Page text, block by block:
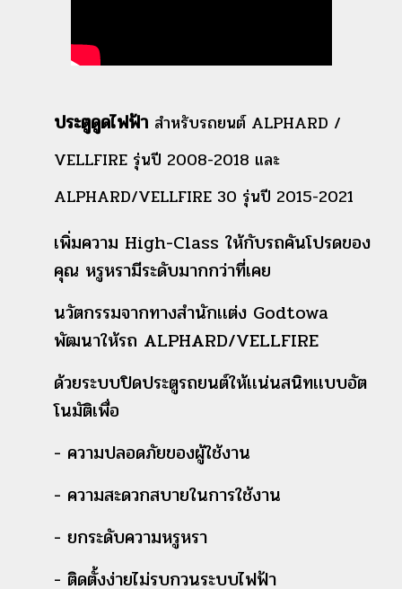
ประตูดูดไฟฟ้า สำหรับรถยนต์ ALPHARD /
VELLFIRE รุ่นปี 2008-2018 และ
ALPHARD/VELLFIRE 30 รุ่นปี 2015-2021
เพิ่มความ High-Class ให้กับรถคันโปรดของ
คุณ หรูหรามีระดับมากกว่าที่เคย
นวัตกรรมจากทางสำนักเเต่ง Godtowa
พัฒนาให้รถ ALPHARD/VELLFIRE
ด้วยระบบปิดประตูรถยนต์ให้เเน่นสนิทเเบบอัต
โนมัติเพื่อ
- ความปลอดภัยของผู้ใช้งาน
- ความสะดวกสบายในการใช้งาน
- ยกระดับความหรูหรา
- ติดตั้งง่ายไม่รบกวนระบบไฟฟ้า